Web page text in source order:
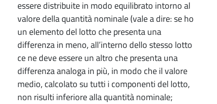
essere distribuite in modo equilibrato intorno al
valore della quantità nominale (vale a dire: se ho
un elemento del lotto che presenta una
differenza in meno, all’interno dello stesso lotto
ce ne deve essere un altro che presenta una
differenza analoga in più, in modo che il valore
medio, calcolato su tutti i componenti del lotto,
non risulti inferiore alla quantità nominale;